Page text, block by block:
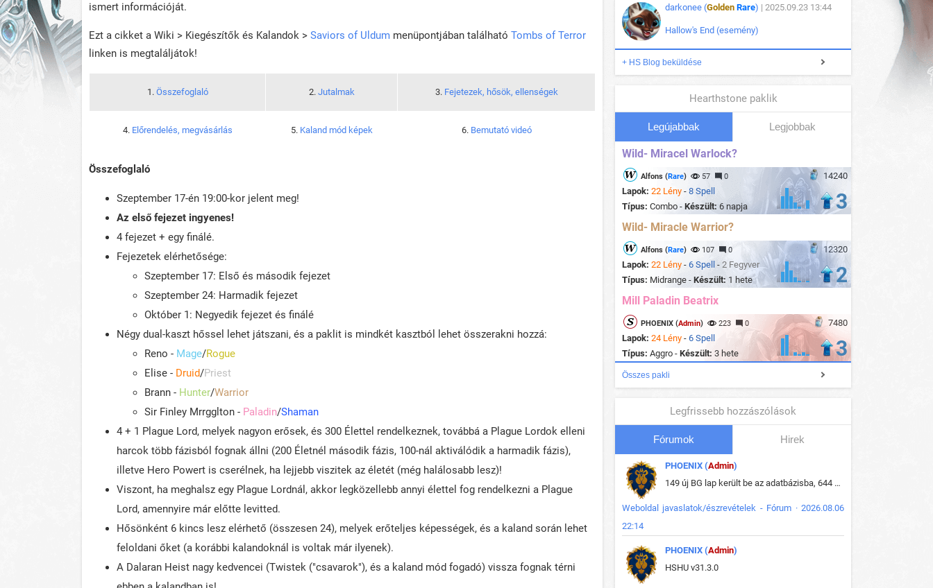
ismert információját.
Ezt a cikket a Wiki > Kiegészítők és Kalandok > Saviors of Uldum menüpontjában található Tombs of Terror
linken is megtaláljátok!
1. Összefoglaló 2. Jutalmak 3. Fejetezek, hősök, ellenségek
4. Előrendelés, megvásárlás 5. Kaland mód képek 6. Bemutató videó
Összefoglaló
Szeptember 17-én 19:00-kor jelent meg!
Az első fejezet ingyenes!
4 fejezet + egy finálé.
Fejezetek elérhetősége:
Szeptember 17: Első és második fejezet
Szeptember 24: Harmadik fejezet
Október 1: Negyedik fejezet és finálé
Négy dual-kaszt hőssel lehet játszani, és a paklit is mindkét kasztból lehet összerakni hozzá:
Reno - Mage/Rogue
Elise - Druid/Priest
Brann - Hunter/Warrior
Sir Finley Mrrgglton - Paladin/Shaman
4 + 1 Plague Lord, melyek nagyon erősek, és 300 Élettel rendelkeznek, továbbá a Plague Lordok elleni
harcok több fázisból fognak állni (200 Életnél második fázis, 100-nál aktiválódik a harmadik fázis),
illetve Hero Powert is cserélnek, ha lejjebb viszitek az életét (még halálosabb lesz)!
Viszont, ha meghalsz egy Plague Lordnál, akkor legközellebb annyi élettel fog rendelkezni a Plague
Lord, amennyire már előtte levitted.
Hősönként 6 kincs lesz elérhető (összesen 24), melyek erőteljes képességek, és a kaland során lehet
feloldani őket (a korábbi kalandoknál is voltak már ilyenek).
A Dalaran Heist nagy kedvencei (Twistek ("csavarok"), és a kaland mód fogadó) vissza fognak térni
darkonee (Golden Rare) | 2025.09.23 13:44
Hallow's End (esemény)
+ HS Blog beküldése
Hearthstone paklik
Legújabbak Legjobbak
Wild- Miracel Warlock?
14240
Alfons (Rare) 57 0
Lapok: 22 Lény - 8 Spell
Típus: Combo - Készült: 6 napja 3
Wild- Miracle Warrior?
12320
Alfons (Rare) 107 0
Lapok: 22 Lény - 6 Spell - 2 Fegyver
Típus: Midrange - Készült: 1 hete 2
Mill Paladin Beatrix
7480
PHOENIX (Admin) 223 0
Lapok: 24 Lény - 6 Spell
Típus: Aggro - Készült: 3 hete 3
Összes pakli
Legfrissebb hozzászólások
Fórumok Hirek
PHOENIX (Admin)
149 új BG lap került be az adatbázisba, 644 db meglévő BG lap módosult, bekerültek az új képek a megváltozott lapokhoz is.
Weboldal javaslatok/észrevételek - Fórum · 2026.08.06
22:14
PHOENIX (Admin)
HSHU v31.3.0